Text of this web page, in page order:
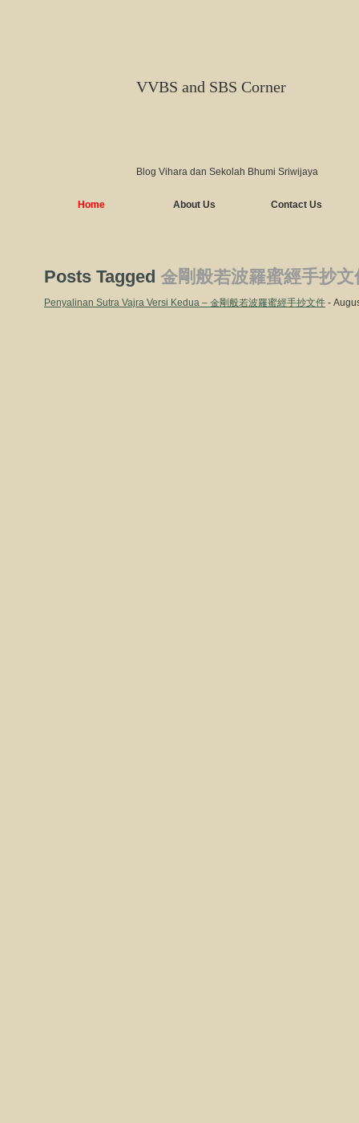
VVBS and SBS Corner
Blog Vihara dan Sekolah Bhumi Sriwijaya
Home About Us Contact Us
Posts Tagged 金剛般若波羅蜜經手抄文
Penyalinan Sutra Vajra Versi Kedua – 金剛般若波羅蜜經手抄文件 -